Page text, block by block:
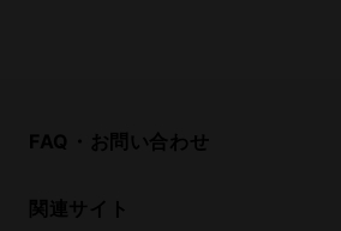
FAQ・お問い合わせ
関連サイト